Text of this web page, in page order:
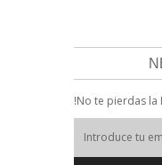
!No te pierdas la